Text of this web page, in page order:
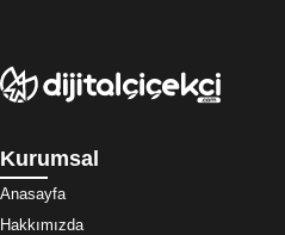
Kurumsal
Anasayfa
Hakkımızda